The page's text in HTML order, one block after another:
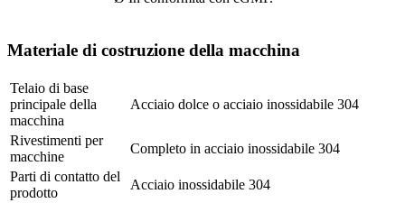
Materiale di costruzione della macchina
Telaio di base
principale della
macchina
Acciaio dolce o acciaio inossidabile 304
Rivestimenti per
macchine
Completo in acciaio inossidabile 304
Parti di contatto del
prodotto
Acciaio inossidabile 304